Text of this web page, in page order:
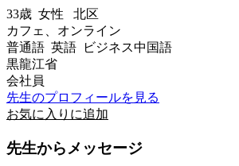
33歳 女性 北区
カフェ、オンライン
普通語 英語 ビジネス中国語
黒龍江省
会社員
先生のプロフィールを見る
お気に入りに追加
先生からメッセージ